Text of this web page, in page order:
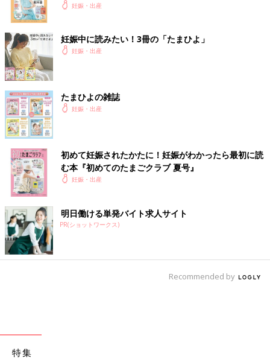
妊娠・出産
妊娠中に読みたい！3冊の「たまひよ」
妊娠・出産
たまひよの雑誌
妊娠・出産
初めて妊娠されたかたに！妊娠がわかったら最初に読
む本『初めてのたまごクラブ 夏号』
妊娠・出産
明日働ける単発バイト求人サイト
PR(ショットワークス)
Recommended by
特集